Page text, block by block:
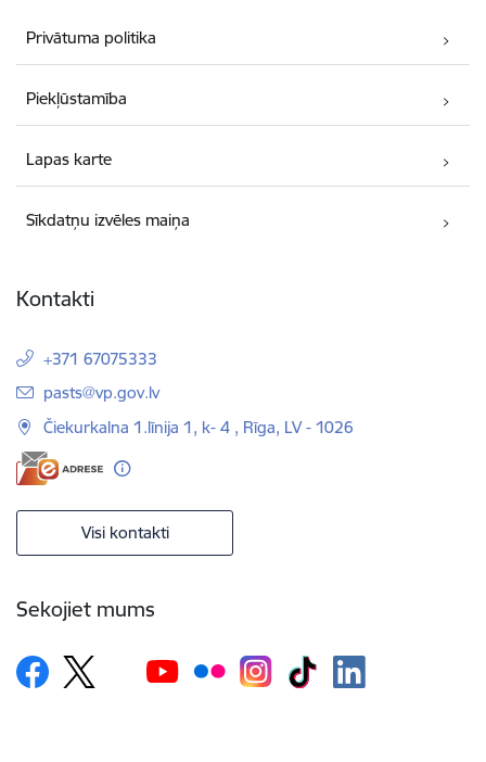
Privātuma politika
Piekļūstamība
Lapas karte
Sīkdatņu izvēles maiņa
Kontakti
+371 67075333
E-pasts:
pasts@vp.gov.lv
Čiekurkalna 1.līnija 1, k- 4 , Rīga, LV - 1026
Visi kontakti
Sekojiet mums